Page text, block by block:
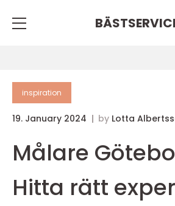
inspiration
19. January 2024 by Lotta
Målare
Hitta rätt